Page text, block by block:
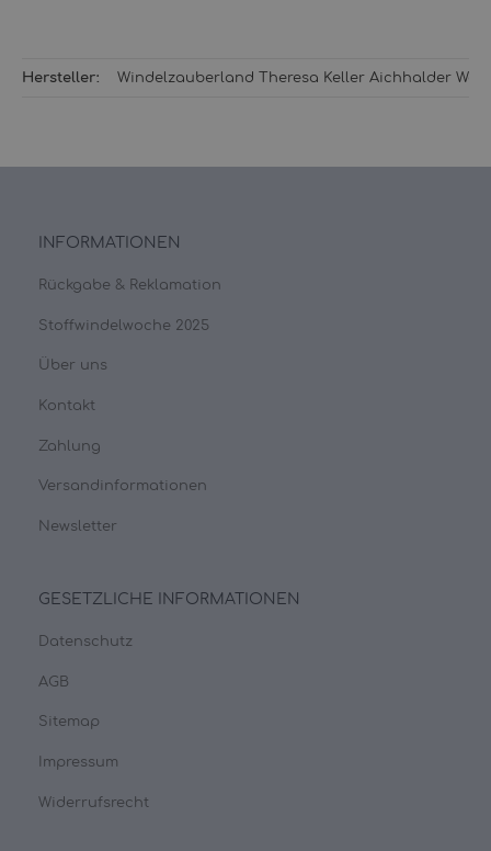
Hersteller: Windelzauberland Theresa Keller Aichhalder Weg
INFORMATIONEN
Rückgabe & Reklamation
Stoffwindelwoche 2025
Über uns
Kontakt
Zahlung
Versandinformationen
Newsletter
GESETZLICHE INFORMATIONEN
Datenschutz
AGB
Sitemap
Impressum
Widerrufsrecht